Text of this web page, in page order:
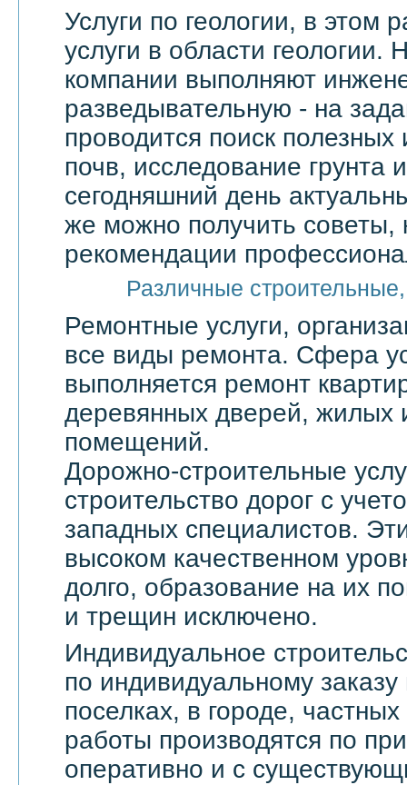
Услуги по геологии, в этом
услуги в области
компании выполняют
разведывательную - на
проводится поиск
почв, исследование грунта
сегодняшний день
же можно получить советы,
рекомендации
Различные
Ремонтные услуги,
все виды ремонта. Сфера
выполняется ремонт
деревянных дверей, жилых
помещений.
Дорожно-строительные
строительство дорог с
западных специалистов.
высоком качественном
долго, образование на их
и трещин исключено.
Индивидуальное
по индивидуальному
поселках, в городе,
работы производятся по
оперативно и с